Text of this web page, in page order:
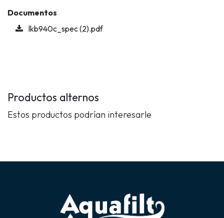
Documentos
lkb940c_spec (2).pdf
Productos alternos
Estos productos podrían interesarle